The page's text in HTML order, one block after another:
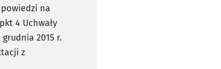
na
4 Uchwały
2015 r.
z